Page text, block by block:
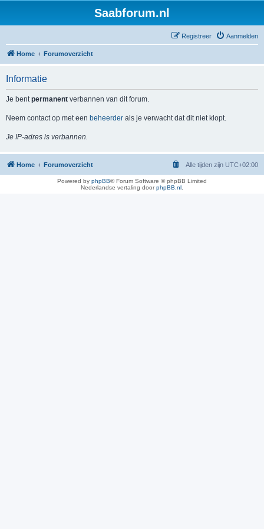
Saabforum.nl
Aanmelden
Registreer
Home Forumoverzicht
Informatie
Je bentpermanent verbannen van dit forum.
Neem contact op met een beheerder als je verwacht dat dit niet klopt.
Je IP-adres is verbannen.
Home Forumoverzicht Alle tijden zijn UTC+02:00
Powered by phpBB® Forum Software © phpBB Limited
Nederlandse vertaling doorphpBB.nl